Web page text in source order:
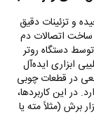
و تزئینات دقیق
ساخت اتصالات دم
دستگاه روتر
ابزاری ایده‌آل
در قطعات چوبی
در این کاربردها،
برش (مثلاً مته یا